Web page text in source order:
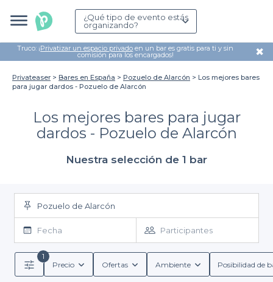
¿Qué tipo de evento estás
organizando?
Truco: ¡Privatizar un espacio privado en un bar es gratis para ti y sin
comisión para los encargados! ✖
Privateaser Bares en España Pozuelo de Alarcón
Los mejores bares
para jugar dardos - Pozuelo de Alarcón
Los mejores bares para jugar
dardos - Pozuelo de Alarcón
Nuestra selección de 1 bar
Pozuelo de Alarcón
Fecha Participantes
1
Precio
Ofertas Ambiente Posibilidad de